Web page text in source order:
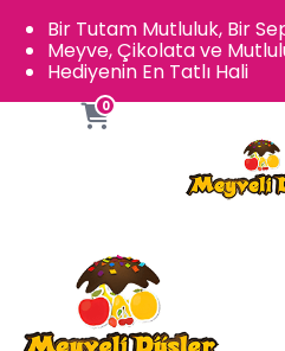
Bir Tutam Mutluluk, Bir
Meyve, Çikolata ve
Hediyenin En Tatlı Hali
0